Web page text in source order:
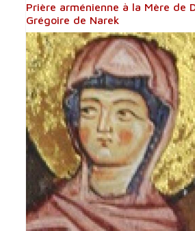
Prière arménienne à la Mère de
Grégoire de Narek